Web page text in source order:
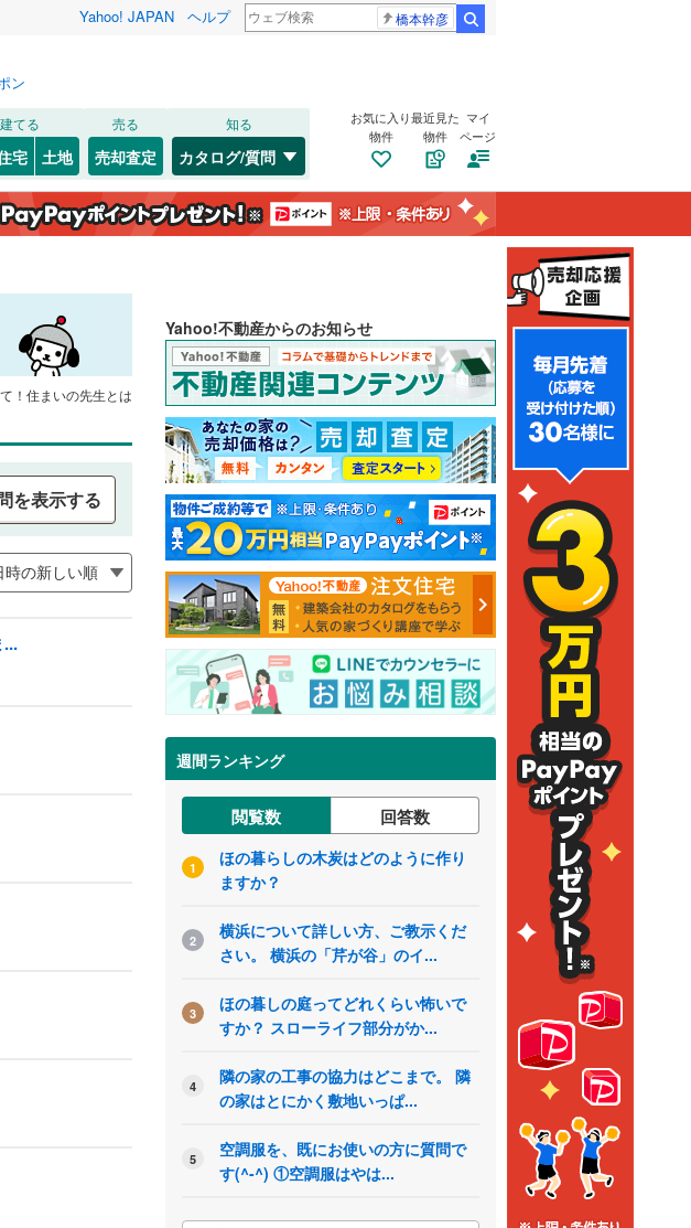
Yahoo! JAPAN ヘルプ 橋本幹彦
ン
建てる
宅 土地
売る
売却査定
知る
カタログ/質問
お気に入り
物件
最近見た
物件
マイ
ページ
！住まいの先生とは
を表示する
Yahoo!不動産からのお知らせ
週間ランキング
閲覧数 回答数
1
ほの暮らしの木炭はどのように作り
ますか？
2
横浜について詳しい方、ご教示くだ
さい。 横浜の「芹が谷」のイ...
3
ほの暮しの庭ってどれくらい怖いで
すか？ スローライフ部分がか...
4
隣の家の工事の協力はどこまで。 隣
の家はとにかく敷地いっぱ...
5
空調服を、既にお使いの方に質問で
す(^-^) ①空調服はやは...